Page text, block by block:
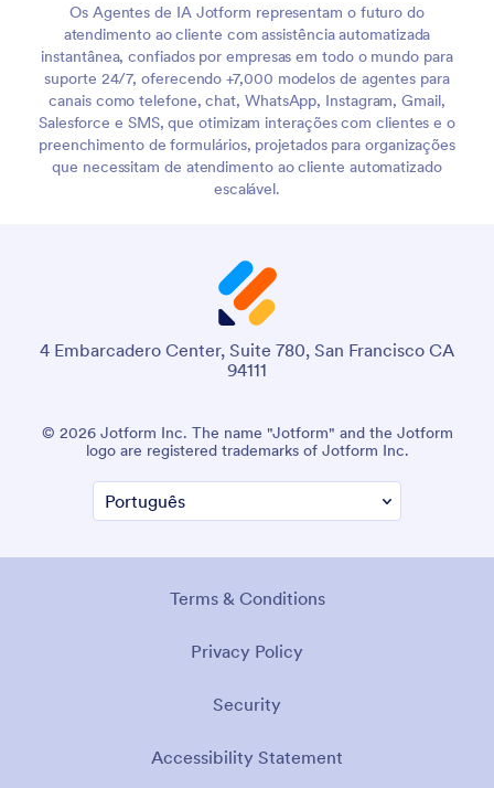
Os Agentes de IA Jotform representam o futuro do
atendimento ao cliente com assistência automatizada
instantânea, confiados por empresas em todo o mundo para
suporte 24/7, oferecendo +7,000 modelos de agentes para
canais como telefone, chat, WhatsApp, Instagram, Gmail,
Salesforce e SMS, que otimizam interações com clientes e o
preenchimento de formulários, projetados para organizações
que necessitam de atendimento ao cliente automatizado
escalável.
4 Embarcadero Center, Suite 780, San Francisco CA
94111
© 2026 Jotform Inc. The name "Jotform" and the Jotform
logo are registered trademarks of Jotform Inc.
Terms & Conditions
Privacy Policy
Security
Accessibility Statement